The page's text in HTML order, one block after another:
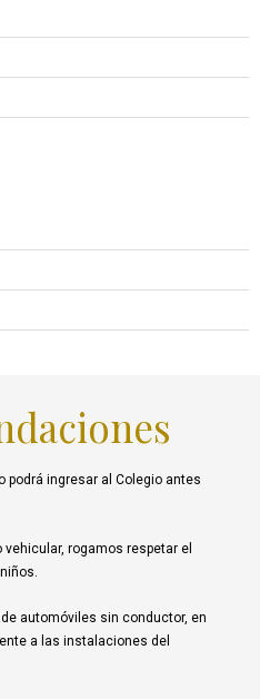
podrá ingresar al Colegio antes
rogamos respetar el
automóviles sin conductor, en
a las instalaciones del